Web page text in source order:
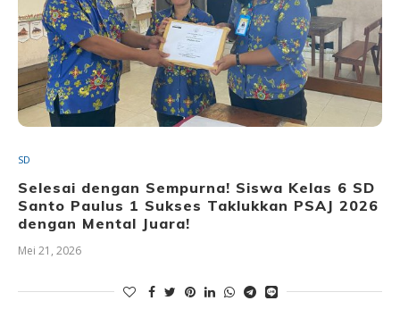
SD
Selesai dengan Sempurna! Siswa Kelas 6 SD
Santo Paulus 1 Sukses Taklukkan PSAJ 2026
dengan Mental Juara!
Mei 21, 2026